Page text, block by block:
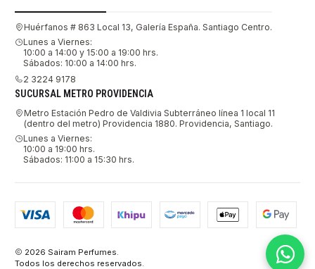
Huérfanos # 863 Local 13, Galería España. Santiago Centro.
Lunes a Viernes:
10:00 a 14:00 y 15:00 a 19:00 hrs.
Sábados: 10:00 a 14:00 hrs.
2 3224 9178
SUCURSAL METRO PROVIDENCIA
Metro Estación Pedro de Valdivia Subterráneo línea 1 local 11
(dentro del metro) Providencia 1880. Providencia, Santiago.
Lunes a Viernes:
10:00 a 19:00 hrs.
Sábados: 11:00 a 15:30 hrs.
2026 Sairam Perfumes.
Todos los derechos reservados.